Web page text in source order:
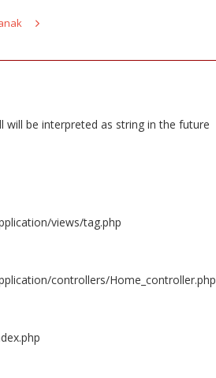
will be interpreted as string in the future
views/tag.php
controllers/Home_controller.php